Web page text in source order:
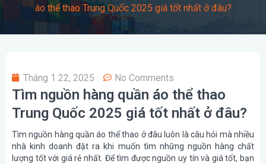
áo thể thao Trung Quốc 2025 giá tốt nhất ở đâu?
Tháng 1 22, 2025 No Comments
Tìm nguồn hàng quần áo thể thao
Trung Quốc 2025 giá tốt nhất ở đâu?
Tìm nguồn hàng quần áo thể thao ở đâu luôn là câu hỏi mà nhiều
nhà kinh doanh đặt ra khi muốn tìm những nguồn hàng chất
lượng tốt với giá rẻ nhất. Để tìm được nguồn uy tín và giá tốt, bạn